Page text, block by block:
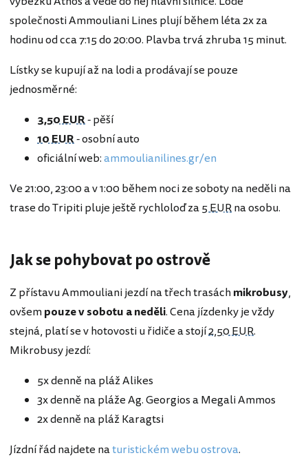
společnosti Ammouliani Lines plují během léta 2x za
hodinu od cca 7:15 do 20:00. Plavba trvá zhruba 15 minut.
Lístky se kupují až na lodi a prodávají se pouze
jednosměrné:
3,50 EUR- pěší
10 EUR- osobní auto
oficiální web:ammoulianilines.gr/en
Ve 21:00, 23:00 a v 1:00 během noci ze soboty na neděli na
trase do Tripiti pluje ještě rychloloď za5 EURna osobu.
Jak se pohybovat po ostrově
Z přístavu Ammouliani jezdí na třech trasáchmikrobusy,
ovšempouze v sobotu a neděli. Cena jízdenky je vždy
stejná, platí se v hotovosti u řidiče a stojí2,50 EUR.
Mikrobusy jezdí:
5x denně na pláž Alikes
3x denně na pláže Ag. Georgios a Megali Ammos
2x denně na pláž Karagtsi
Jízdní řád najdete naturistickém webu ostrova.